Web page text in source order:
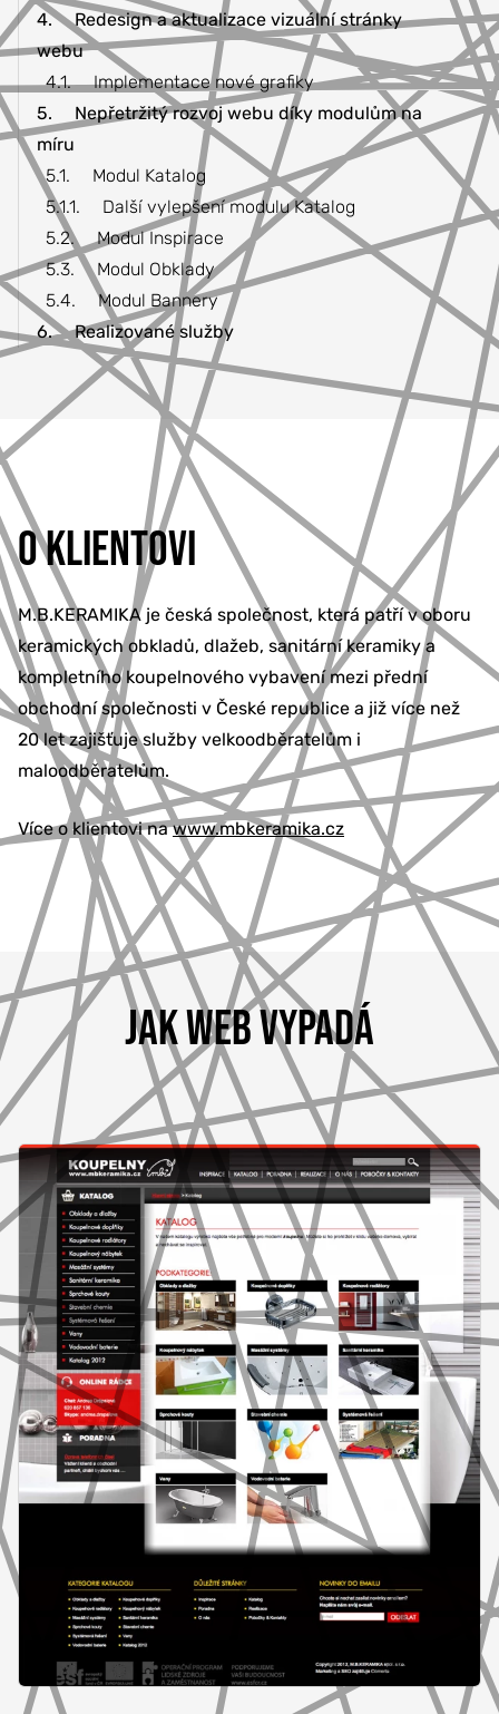
4.
Redesign a aktualizace vizuální stránky
webu
4.1.
Implementace nové grafiky
5.
Nepřetržitý rozvoj webu díky modulům na
míru
5.1.
Modul Katalog
5.1.1.
Další vylepšení modulu Katalog
5.2.
Modul Inspirace
5.3.
Modul Obklady
5.4.
Modul Bannery
6.
Realizované služby
O KLIENTOVI
M.B.KERAMIKA je česká společnost, která patří v oboru
keramických obkladů, dlažeb, sanitární keramiky a
kompletního koupelnového vybavení mezi přední
obchodní společnosti v České republice a již více než
20 let zajišťuje služby velkoodběratelům i
maloodběratelům.
Více o klientovi nawww.mbkeramika.cz
JAK WEB VYPADÁ